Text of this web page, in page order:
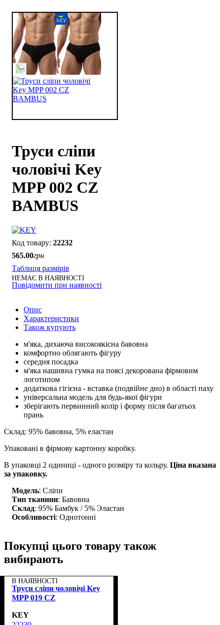
Труси сліпи
чоловічі Key
MPP 002 CZ
BAMBUS
22232
565.00грн
Таблиця размірів
НЕМАЄ В НАЯВНОСТІ
Повідомити при наявності
Опис
Характеристики
Також купують
м'яка, дихаюча високоякісна бавовна
комфортно облягають фігуру
середня посадка
м'яка нашивна гумка на поясі декорована фірмовим
логотипом
додаткова гігієна - вставка (подвійне дно) в області паху
універсальна модель для будь-якої фігури
зберігають первинний колір і форму після багатьох
прань
Склад: 95% бавовна, 5% еластан
Упаковані в фірмову картонну коробку.
В упаковці 2 одиниці - одного розміру та кольру. Ціна вказана
за упаковку.
Модель: Сліпи
Тип тканини: Бавовна
Склад: 95% Бамбук / 5% Эластан
Особливості: Однотонні
Покупці цього товару також
вибирають
В НАЯВНОСТІ
Труси сліпи чоловічі Key
MPP 019 CZ
KEY